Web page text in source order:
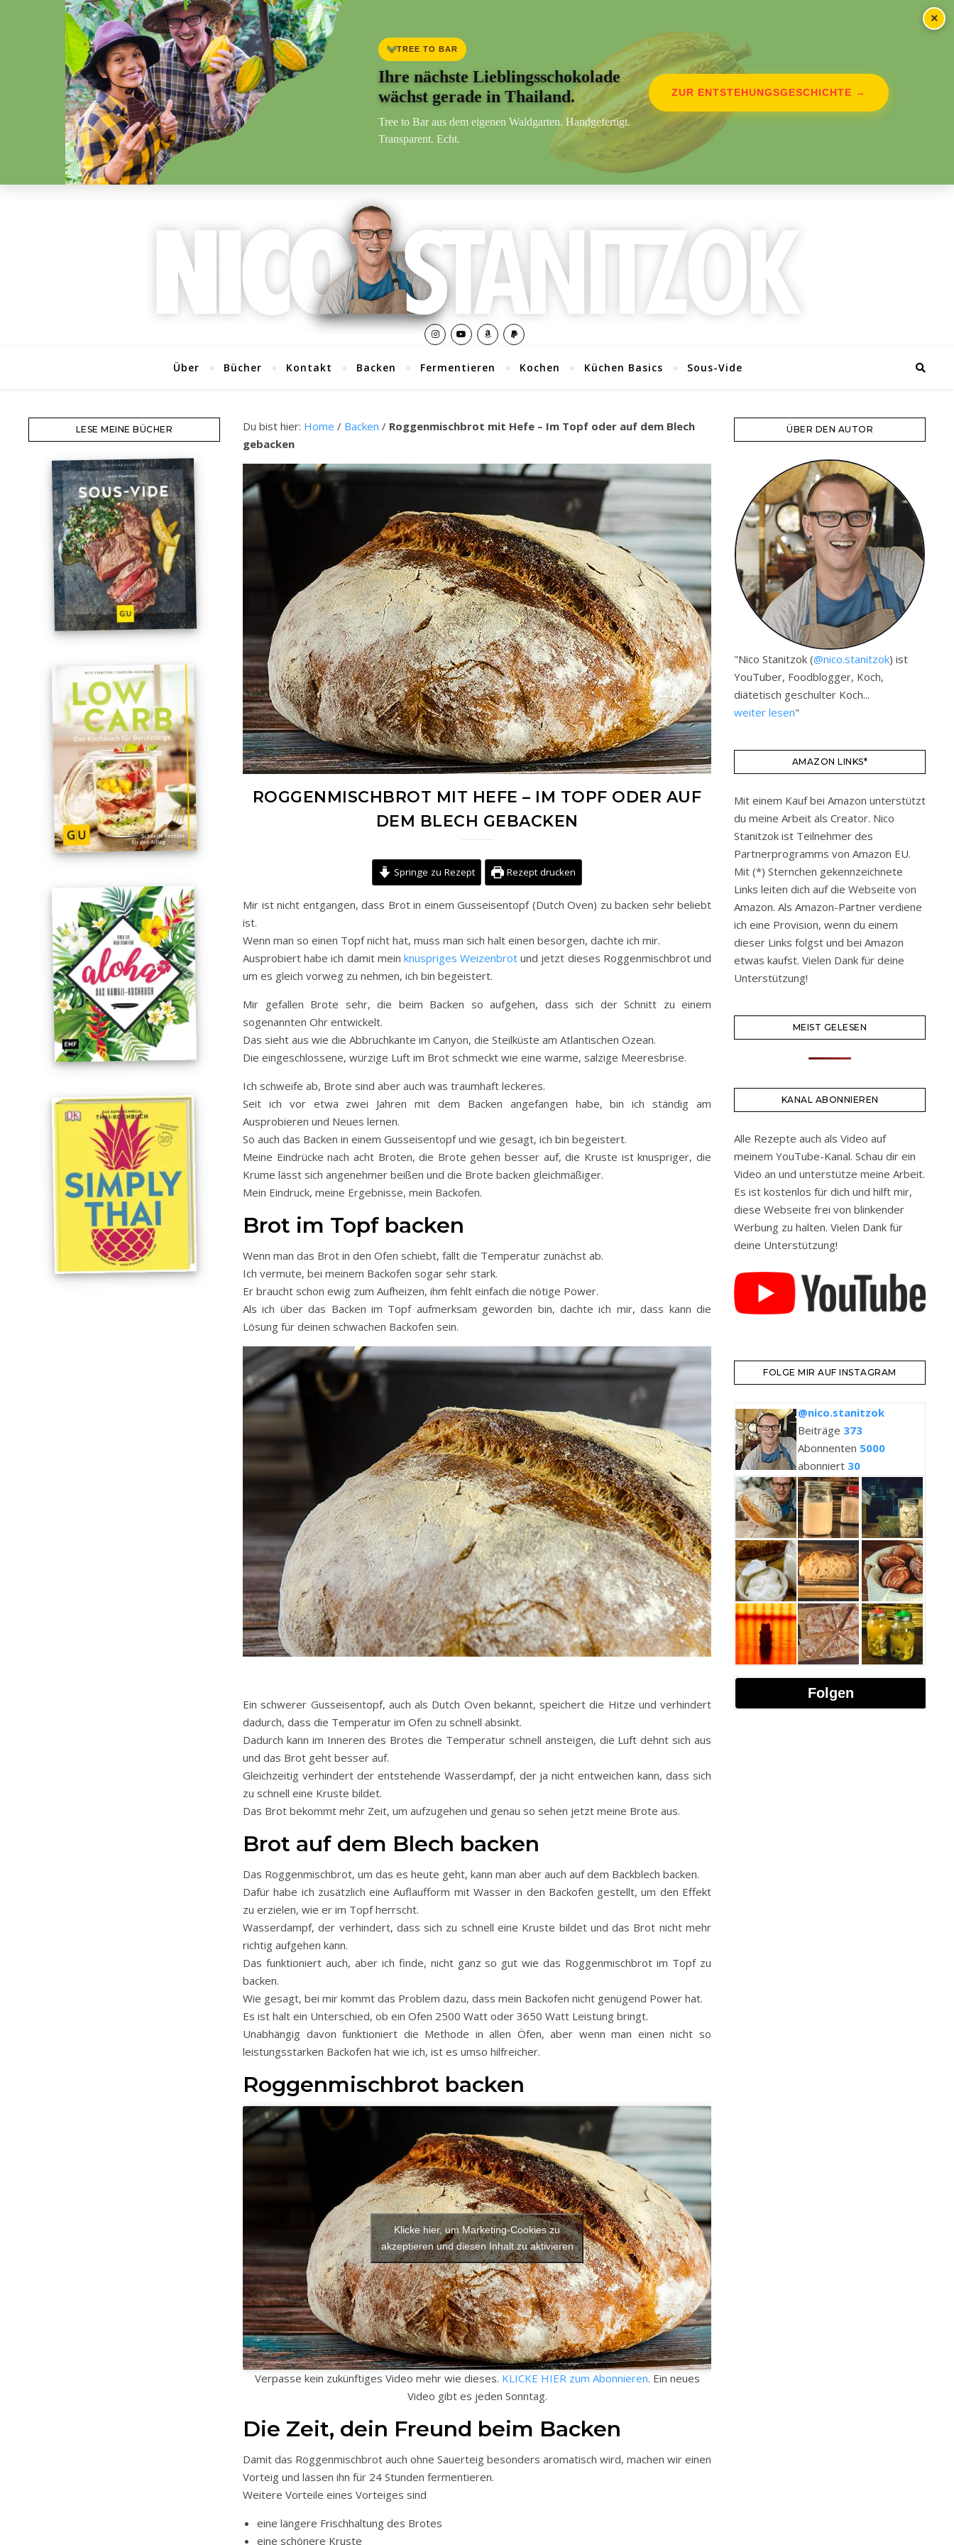
Über Bücher Kontakt Backen Fermentieren Kochen Küchen Basics Sous-Vide
LESE MEINE BÜCHER Du bist hier: Home / Backen / Roggenmischbrot mit Hefe – Im Topf oder auf dem Blech
gebacken
ROGGENMISCHBROT MIT HEFE – IM TOPF ODER AUF
DEM BLECH GEBACKEN
Springe zu Rezept Rezept drucken
Mir ist nicht entgangen, dass Brot in einem Gusseisentopf (Dutch Oven) zu backen sehr beliebt
ist.
Wenn man so einen Topf nicht hat, muss man sich halt einen besorgen, dachte ich mir.
Ausprobiert habe ich damit mein knuspriges Weizenbrot und jetzt dieses Roggenmischbrot und
um es gleich vorweg zu nehmen, ich bin begeistert.
Mir gefallen Brote sehr, die beim Backen so aufgehen, dass sich der Schnitt zu einem
sogenannten Ohr entwickelt.
Das sieht aus wie die Abbruchkante im Canyon, die Steilküste am Atlantischen Ozean.
Die eingeschlossene, würzige Luft im Brot schmeckt wie eine warme, salzige Meeresbrise.
Ich schweife ab, Brote sind aber auch was traumhaft leckeres.
Seit ich vor etwa zwei Jahren mit dem Backen angefangen habe, bin ich ständig am
Ausprobieren und Neues lernen.
So auch das Backen in einem Gusseisentopf und wie gesagt, ich bin begeistert.
Meine Eindrücke nach acht Broten, die Brote gehen besser auf, die Kruste ist knuspriger, die
Krume lässt sich angenehmer beißen und die Brote backen gleichmäßiger.
Mein Eindruck, meine Ergebnisse, mein Backofen.
Brot im Topf backen
Wenn man das Brot in den Ofen schiebt, fällt die Temperatur zunächst ab.
Ich vermute, bei meinem Backofen sogar sehr stark.
Er braucht schon ewig zum Aufheizen, ihm fehlt einfach die nötige Power.
Als ich über das Backen im Topf aufmerksam geworden bin, dachte ich mir, dass kann die
Lösung für deinen schwachen Backofen sein.
Ein schwerer Gusseisentopf, auch als Dutch Oven bekannt, speichert die Hitze und verhindert
dadurch, dass die Temperatur im Ofen zu schnell absinkt.
Dadurch kann im Inneren des Brotes die Temperatur schnell ansteigen, die Luft dehnt sich aus
und das Brot geht besser auf.
Gleichzeitig verhindert der entstehende Wasserdampf, der ja nicht entweichen kann, dass sich
zu schnell eine Kruste bildet.
Das Brot bekommt mehr Zeit, um aufzugehen und genau so sehen jetzt meine Brote aus.
Brot auf dem Blech backen
Das Roggenmischbrot, um das es heute geht, kann man aber auch auf dem Backblech backen.
Dafür habe ich zusätzlich eine Auflaufform mit Wasser in den Backofen gestellt, um den Effekt
zu erzielen, wie er im Topf herrscht.
Wasserdampf, der verhindert, dass sich zu schnell eine Kruste bildet und das Brot nicht mehr
richtig aufgehen kann.
Das funktioniert auch, aber ich finde, nicht ganz so gut wie das Roggenmischbrot im Topf zu
backen.
Wie gesagt, bei mir kommt das Problem dazu, dass mein Backofen nicht genügend Power hat.
Es ist halt ein Unterschied, ob ein Ofen 2500 Watt oder 3650 Watt Leistung bringt.
Unabhängig davon funktioniert die Methode in allen Öfen, aber wenn man einen nicht so
leistungsstarken Backofen hat wie ich, ist es umso hilfreicher.
Roggenmischbrot backen
Klicke hier, um Marketing-Cookies zu
akzeptieren und diesen Inhalt zu aktivieren
Verpasse kein zukünftiges Video mehr wie dieses. KLICKE HIER zum Abonnieren. Ein neues
Video gibt es jeden Sonntag.
Die Zeit, dein Freund beim Backen
Damit das Roggenmischbrot auch ohne Sauerteig besonders aromatisch wird, machen wir einen
Vorteig und lassen ihn für 24 Stunden fermentieren.
Weitere Vorteile eines Vorteiges sind
eine längere Frischhaltung des Brotes
eine schönere Kruste
ÜBER DEN AUTOR
"Nico Stanitzok (@nico.stanitzok) ist
YouTuber, Foodblogger, Koch,
diätetisch geschulter Koch...
weiter lesen"
AMAZON LINKS*
Mit einem Kauf bei Amazon unterstützt
du meine Arbeit als Creator. Nico
Stanitzok ist Teilnehmer des
Partnerprogramms von Amazon EU.
Mit (*) Sternchen gekennzeichnete
Links leiten dich auf die Webseite von
Amazon. Als Amazon-Partner verdiene
ich eine Provision, wenn du einem
dieser Links folgst und bei Amazon
etwas kaufst. Vielen Dank für deine
Unterstützung!
MEIST GELESEN
KANAL ABONNIEREN
Alle Rezepte auch als Video auf
meinem YouTube-Kanal. Schau dir ein
Video an und unterstütze meine Arbeit.
Es ist kostenlos für dich und hilft mir,
diese Webseite frei von blinkender
Werbung zu halten. Vielen Dank für
deine Unterstützung!
FOLGE MIR AUF INSTAGRAM
@nico.stanitzok
Beiträge 373
Abonnenten 5000
abonniert 30
Folgen
×
TREE TO BAR
Ihre nächste Lieblingsschokolade
wächst gerade in Thailand.
Tree to Bar aus dem eigenen Waldgarten. Handgefertigt.
Transparent. Echt.
ZUR ENTSTEHUNGSGESCHICHTE →